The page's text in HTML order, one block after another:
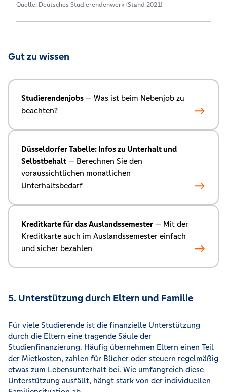
Quelle: Deutsches Studierendenwerk (Stand 2021)
Gut zu wissen
Studierendenjobs — Was ist beim Nebenjob zu
beachten?
Düsseldorfer Tabelle: Infos zu Unterhalt und
Selbstbehalt — Berechnen Sie den
voraussichtlichen monatlichen
Unterhaltsbedarf
Kreditkarte für das Auslandssemester — Mit der
Kreditkarte auch im Auslandssemester einfach
und sicher bezahlen
5. Unterstützung durch Eltern und Familie
Für viele Studierende ist die finanzielle Unterstützung
durch die Eltern eine tragende Säule der
Studienfinanzierung. Häufig übernehmen Eltern einen Teil
der Mietkosten, zahlen für Bücher oder steuern regelmäßig
etwas zum Lebensunterhalt bei. Wie umfangreich diese
Unterstützung ausfällt, hängt stark von der individuellen